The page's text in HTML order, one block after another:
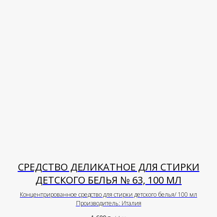
СРЕДСТВО ДЕЛИКАТНОЕ ДЛЯ СТИРКИ
ДЕТСКОГО БЕЛЬЯ № 63, 100 МЛ
Концентрированное средство для стирки детского белья/ 100 мл
Производитель: Италия